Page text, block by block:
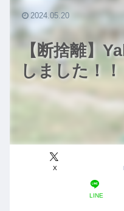
【断捨離】
しました！！
X
LINE
2024.05.20